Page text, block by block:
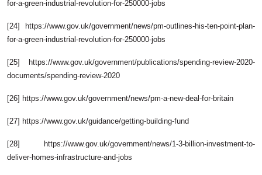
for-a-green-industrial-revolution-for-250000-jobs
[24] https://www.gov.uk/government/news/pm-outlines-his-ten-point-plan-
for-a-green-industrial-revolution-for-250000-jobs
[25] https://www.gov.uk/government/publications/spending-review-2020-
documents/spending-review-2020
[26] https://www.gov.uk/government/news/pm-a-new-deal-for-britain
[27] https://www.gov.uk/guidance/getting-building-fund
[28] https://www.gov.uk/government/news/1-3-billion-investment-to-
deliver-homes-infrastructure-and-jobs